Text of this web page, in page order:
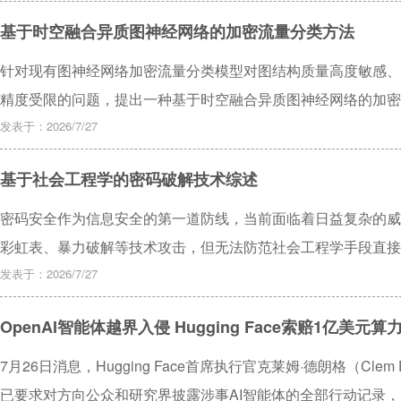
模型的前端加密自动化分析框架，该框架通过动态钩子技术捕
词驱动LLM对混淆代码进行智能解析，从而能够自动重构出完
确保分析结果的可靠性。在六个真实匿名高校身份认证平台上
的多类场景下均成功捕获加密细节，且显著提升了此类安全评
效、规模化安全评估提供了一条可扩展的技术路径。
基于时空融合异质图神经网络的加密流量分类方法
针对现有图神经网络加密流量分类模型对图结构质量高度敏感
精度受限的问题，提出一种基于时空融合异质图神经网络的加
节级异质图，通过图采样与聚合网络提取拓扑特征，结合双向
控机制实现特征自适应融合。在ISCX TornonTor公开数据集
91.35%，综合性能优于主流基线模型，可为加密流量精细化管
发表于：2026/7/27
基于社会工程学的密码破解技术综述
密码安全作为信息安全的第一道防线，当前面临着日益复杂的
彩虹表、暴力破解等技术攻击，但无法防范社会工程学手段直
程学的密码破解技术。首先梳理了社会工程学攻击的理论基础
弱点和挖掘个人信息来操纵目标，从而高效破解密码。其次，
智能增强的新型攻击这三类主流破解技术，梳理了各类技术的
例进行了实证分析。最后，从技术防护、非技术防护两个层面
段，并展望了未来社会工程学密码攻击与防御的发展趋势。
发表于：2026/7/27
OpenAI智能体越界入侵 Hugging Face索赔1亿美元算
7月26日消息，Hugging Face首席执行官克莱姆·德朗格（
已要求对方向公众和研究界披露涉事AI智能体的全部行动记录